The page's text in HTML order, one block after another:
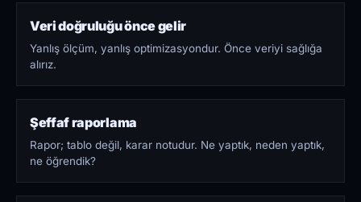
Veri doğruluğu önce gelir
Yanlış ölçüm, yanlış optimizasyondur. Önce veriyi sağlığa
alırız.
Şeffaf raporlama
Rapor; tablo değil, karar notudur. Ne yaptık, neden yaptık,
ne öğrendik?